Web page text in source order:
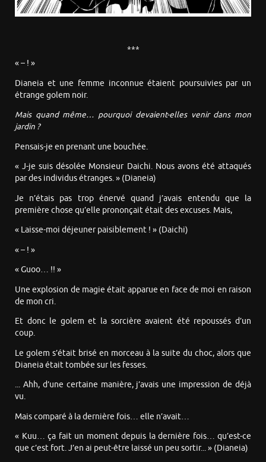
***
« – ! »
Dianeia et une femme inconnue étaient poursuivies par un
étrange golem noir.
Mais quand même… pourquoi devaient-elles venir dans mon
jardin ?
Pensais-je en prenant une bouchée.
« J-je suis désolée Monsieur Daichi. Nous avons été attaqués
par des individus étranges. » (Dianeia)
Je n’étais pas trop énervé quand j’avais entendu que la
première chose qu’elle prononçait était des excuses. Mais,
« Laisse-moi déjeuner paisiblement ! » (Daichi)
« – ! »
« Guoo… !! »
Une explosion de magie était apparue en face de moi en raison
de mon cri.
Et donc le golem et la sorcière avaient été repoussés d’un
coup.
Le golem s’était brisé en morceau à la suite du choc, alors que
Dianeia était tombée sur les fesses.
... Ahh, d’une certaine manière, j’avais une impression de déjà
vu.
Mais comparé à la dernière fois… elle n’avait…
« Kuu… ça fait un moment depuis la dernière fois… qu’est-ce
que c’est fort. J’en ai peut-être laissé un peu sortir... » (Dianeia)